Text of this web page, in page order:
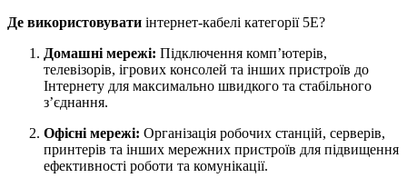
Де використовувати інтернет-кабелі категорії 5E?
Домашні мережі: Підключення комп’ютерів,
телевізорів, ігрових консолей та інших пристроїв до
Інтернету для максимально швидкого та стабільного
з’єднання.
Офісні мережі: Організація робочих станцій, серверів,
принтерів та інших мережних пристроїв для підвищення
ефективності роботи та комунікації.